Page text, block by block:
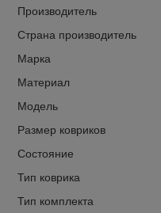
Производитель
Страна производитель
Марка
Материал
Модель
Размер ковриков
Состояние
Тип коврика
Тип комплекта